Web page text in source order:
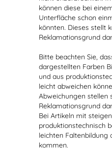
können diese bei
Unterfläche schon
könnten. Dieses stellt
Reklamationsgrund
Bitte beachten Sie,
dargestellten Farben
und aus
leicht abweichen
Abweichungen stellen
Reklamationsgrund
Bei Artikeln mit
produktionstechnisch
leichten Faltenbildung
kommen.